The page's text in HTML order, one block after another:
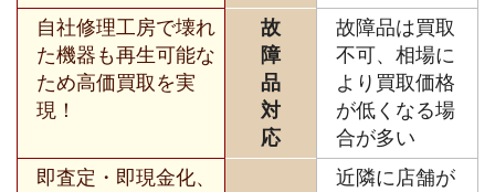
自社修理工房で壊れ
た機器も再生可能な
ため高価買取を実
現！
故
障
品
対
応
故障品は買取
不可、相場に
より買取価格
が低くなる場
合が多い
即査定・即現金化、
近隣に店舗が